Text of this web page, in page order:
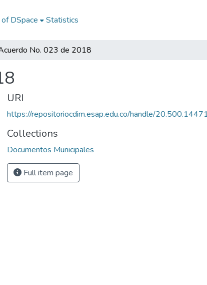
DSpace Statistics
No. 023 de 2018
URI
https://repositoriocdim.esap.edu.co/handle/
Collections
Documentos Municipales
Full item page